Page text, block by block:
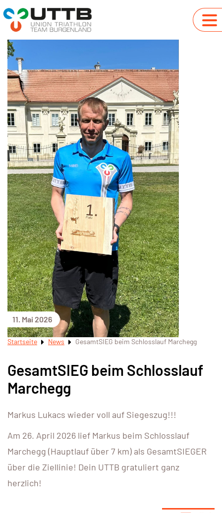
11. Mai 2026
Startseite News GesamtSIEG beim Schlosslauf Marchegg
GesamtSIEG beim Schlosslauf
Marchegg
Markus Lukacs wieder voll auf Siegeszug!!!
Am 26. April 2026 lief Markus beim Schlosslauf
Marchegg (Hauptlauf über 7 km) als GesamtSIEGER
über die Ziellinie! Dein UTTB gratuliert ganz
herzlich!